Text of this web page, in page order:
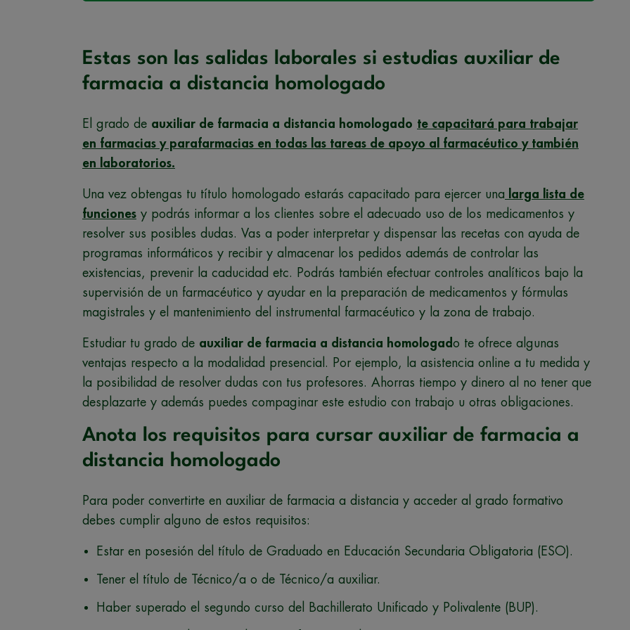
Estas son las salidas laborales si estudias auxiliar de
farmacia a distancia homologado
El grado de auxiliar de farmacia a distancia homologado te capacitará para trabajar
en farmacias y parafarmacias en todas las tareas de apoyo al farmacéutico y también
en laboratorios.
Una vez obtengas tu título homologado estarás capacitado para ejercer una larga lista de
funciones y podrás informar a los clientes sobre el adecuado uso de los medicamentos y
resolver sus posibles dudas. Vas a poder interpretar y dispensar las recetas con ayuda de
programas informáticos y recibir y almacenar los pedidos además de controlar las
existencias, prevenir la caducidad etc. Podrás también efectuar controles analíticos bajo la
supervisión de un farmacéutico y ayudar en la preparación de medicamentos y fórmulas
magistrales y el mantenimiento del instrumental farmacéutico y la zona de trabajo.
Estudiar tu grado de auxiliar de farmacia a distancia homologado te ofrece algunas
ventajas respecto a la modalidad presencial. Por ejemplo, la asistencia online a tu medida y
la posibilidad de resolver dudas con tus profesores. Ahorras tiempo y dinero al no tener que
desplazarte y además puedes compaginar este estudio con trabajo u otras obligaciones.
Anota los requisitos para cursar auxiliar de farmacia a
distancia homologado
Para poder convertirte en auxiliar de farmacia a distancia y acceder al grado formativo
debes cumplir alguno de estos requisitos:
Estar en posesión del título de Graduado en Educación Secundaria Obligatoria (ESO).
Tener el título de Técnico/a o de Técnico/a auxiliar.
Haber superado el segundo curso del Bachillerato Unificado y Polivalente (BUP).